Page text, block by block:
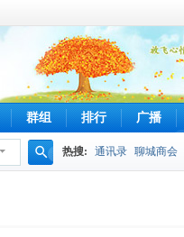
群组 排行 广播
热搜: 通讯录 聊城商会